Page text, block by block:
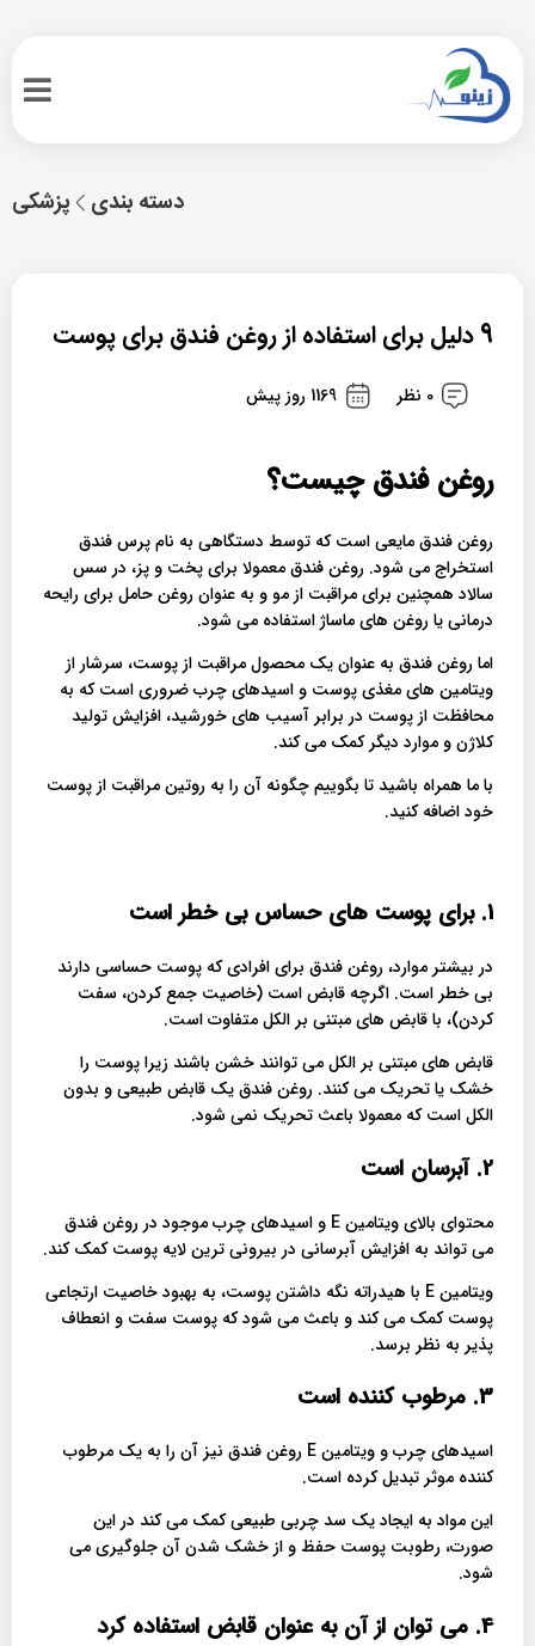
پزشکی دسته بندی
9 دلیل برای استفاده از روغن فندق برای پوست
0 نظر 1169 روز پیش
روغن فندق چیست؟
روغن فندق مایعی است که توسط دستگاهی به نام پرس فندق
استخراج می شود. روغن فندق معمولا برای پخت و پز، در سس
سالاد همچنین برای مراقبت از مو و به عنوان روغن حامل برای رایحه
درمانی یا روغن های ماساژ استفاده می شود.
اما روغن فندق به عنوان یک محصول مراقبت از پوست، سرشار از
ویتامین های مغذی پوست و اسیدهای چرب ضروری است که به
محافظت از پوست در برابر آسیب های خورشید، افزایش تولید
کلاژن و موارد دیگر کمک می کند.
با ما همراه باشید تا بگوییم چگونه آن را به روتین مراقبت از پوست
خود اضافه کنید.
1. برای پوست های حساس بی خطر است
در بیشتر موارد، روغن فندق برای افرادی که پوست حساسی دارند
بی خطر است. اگرچه قابض است (خاصیت جمع کردن، سفت
کردن)، با قابض های مبتنی بر الکل متفاوت است.
قابض های مبتنی بر الکل می توانند خشن باشند زیرا پوست را
خشک یا تحریک می کنند. روغن فندق یک قابض طبیعی و بدون
الکل است که معمولا باعث تحریک نمی شود.
2. آبرسان است
محتوای بالای ویتامین E و اسیدهای چرب موجود در روغن فندق
می تواند به افزایش آبرسانی در بیرونی ترین لایه پوست کمک کند.
ویتامین E با هیدراته نگه داشتن پوست، به بهبود خاصیت ارتجاعی
پوست کمک می کند و باعث می شود که پوست سفت و انعطاف
پذیر به نظر برسد.
3. مرطوب کننده است
اسیدهای چرب و ویتامین E روغن فندق نیز آن را به یک مرطوب
کننده موثر تبدیل کرده است.
این مواد به ایجاد یک سد چربی طبیعی کمک می کند در این
صورت، رطوبت پوست حفظ و از خشک شدن آن جلوگیری می
شود.
4. می توان از آن به عنوان قابض استفاده کرد